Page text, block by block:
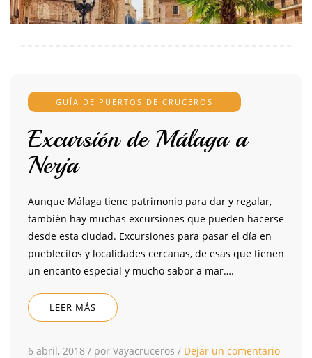
GUÍA DE PUERTOS DE CRUCEROS
Excursión de Málaga a
Nerja
Aunque Málaga tiene patrimonio para dar y regalar,
también hay muchas excursiones que pueden hacerse
desde esta ciudad. Excursiones para pasar el día en
pueblecitos y localidades cercanas, de esas que tienen
un encanto especial y mucho sabor a mar….
LEER MÁS
6 abril, 2018 / por Vayacruceros / Dejar un comentario